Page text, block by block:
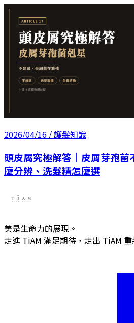
2026/04/16 / 護髮知識
頭皮屑究極解答｜皮屑芽孢菌
麼分辨、洗髮精怎麼選
美是生命力的展現。
走進 TiAM 滿足期待，走出 TiAM 重